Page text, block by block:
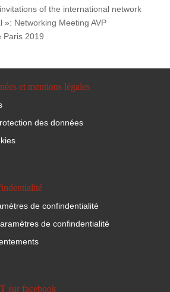
of the international network
»: Networking Meeting AVP
Paris 2019
et mentions légales
des données
de confindentialité
de confindentialité
sur facebook